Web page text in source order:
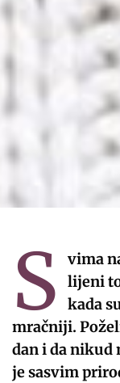
S
vima
lijeni
kada
mračniji.
dan i da nikud
je sasvim